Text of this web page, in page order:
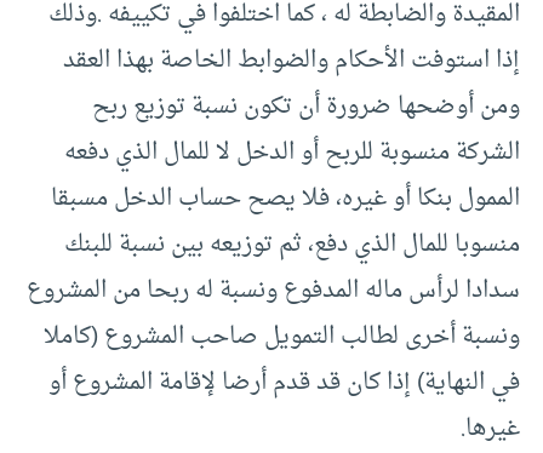
المقيدة والضابطة له ، كما اختلفوا في تكييفه .وذلك
إذا استوفت الأحكام والضوابط الخاصة بهذا العقد
ومن أوضحها ضرورة أن تكون نسبة توزيع ربح
الشركة منسوبة للربح أو الدخل لا للمال الذي دفعه
الممول بنكا أو غيره، فلا يصح حساب الدخل مسبقا
منسوبا للمال الذي دفع، ثم توزيعه بين نسبة للبنك
سدادا لرأس ماله المدفوع ونسبة له ربحا من المشروع
ونسبة أخرى لطالب التمويل صاحب المشروع (كاملا
في النهاية) إذا كان قد قدم أرضا لإقامة المشروع أو
غيرها.